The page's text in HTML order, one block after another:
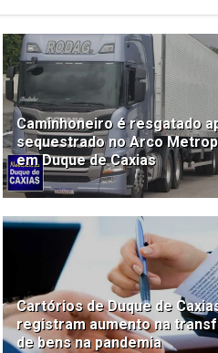
Caminhoneiro é resgatado
sequestrado no Arco
em Duque de Caxias
Cartórios de Duque de
registram aumento na
de bens na pandemia